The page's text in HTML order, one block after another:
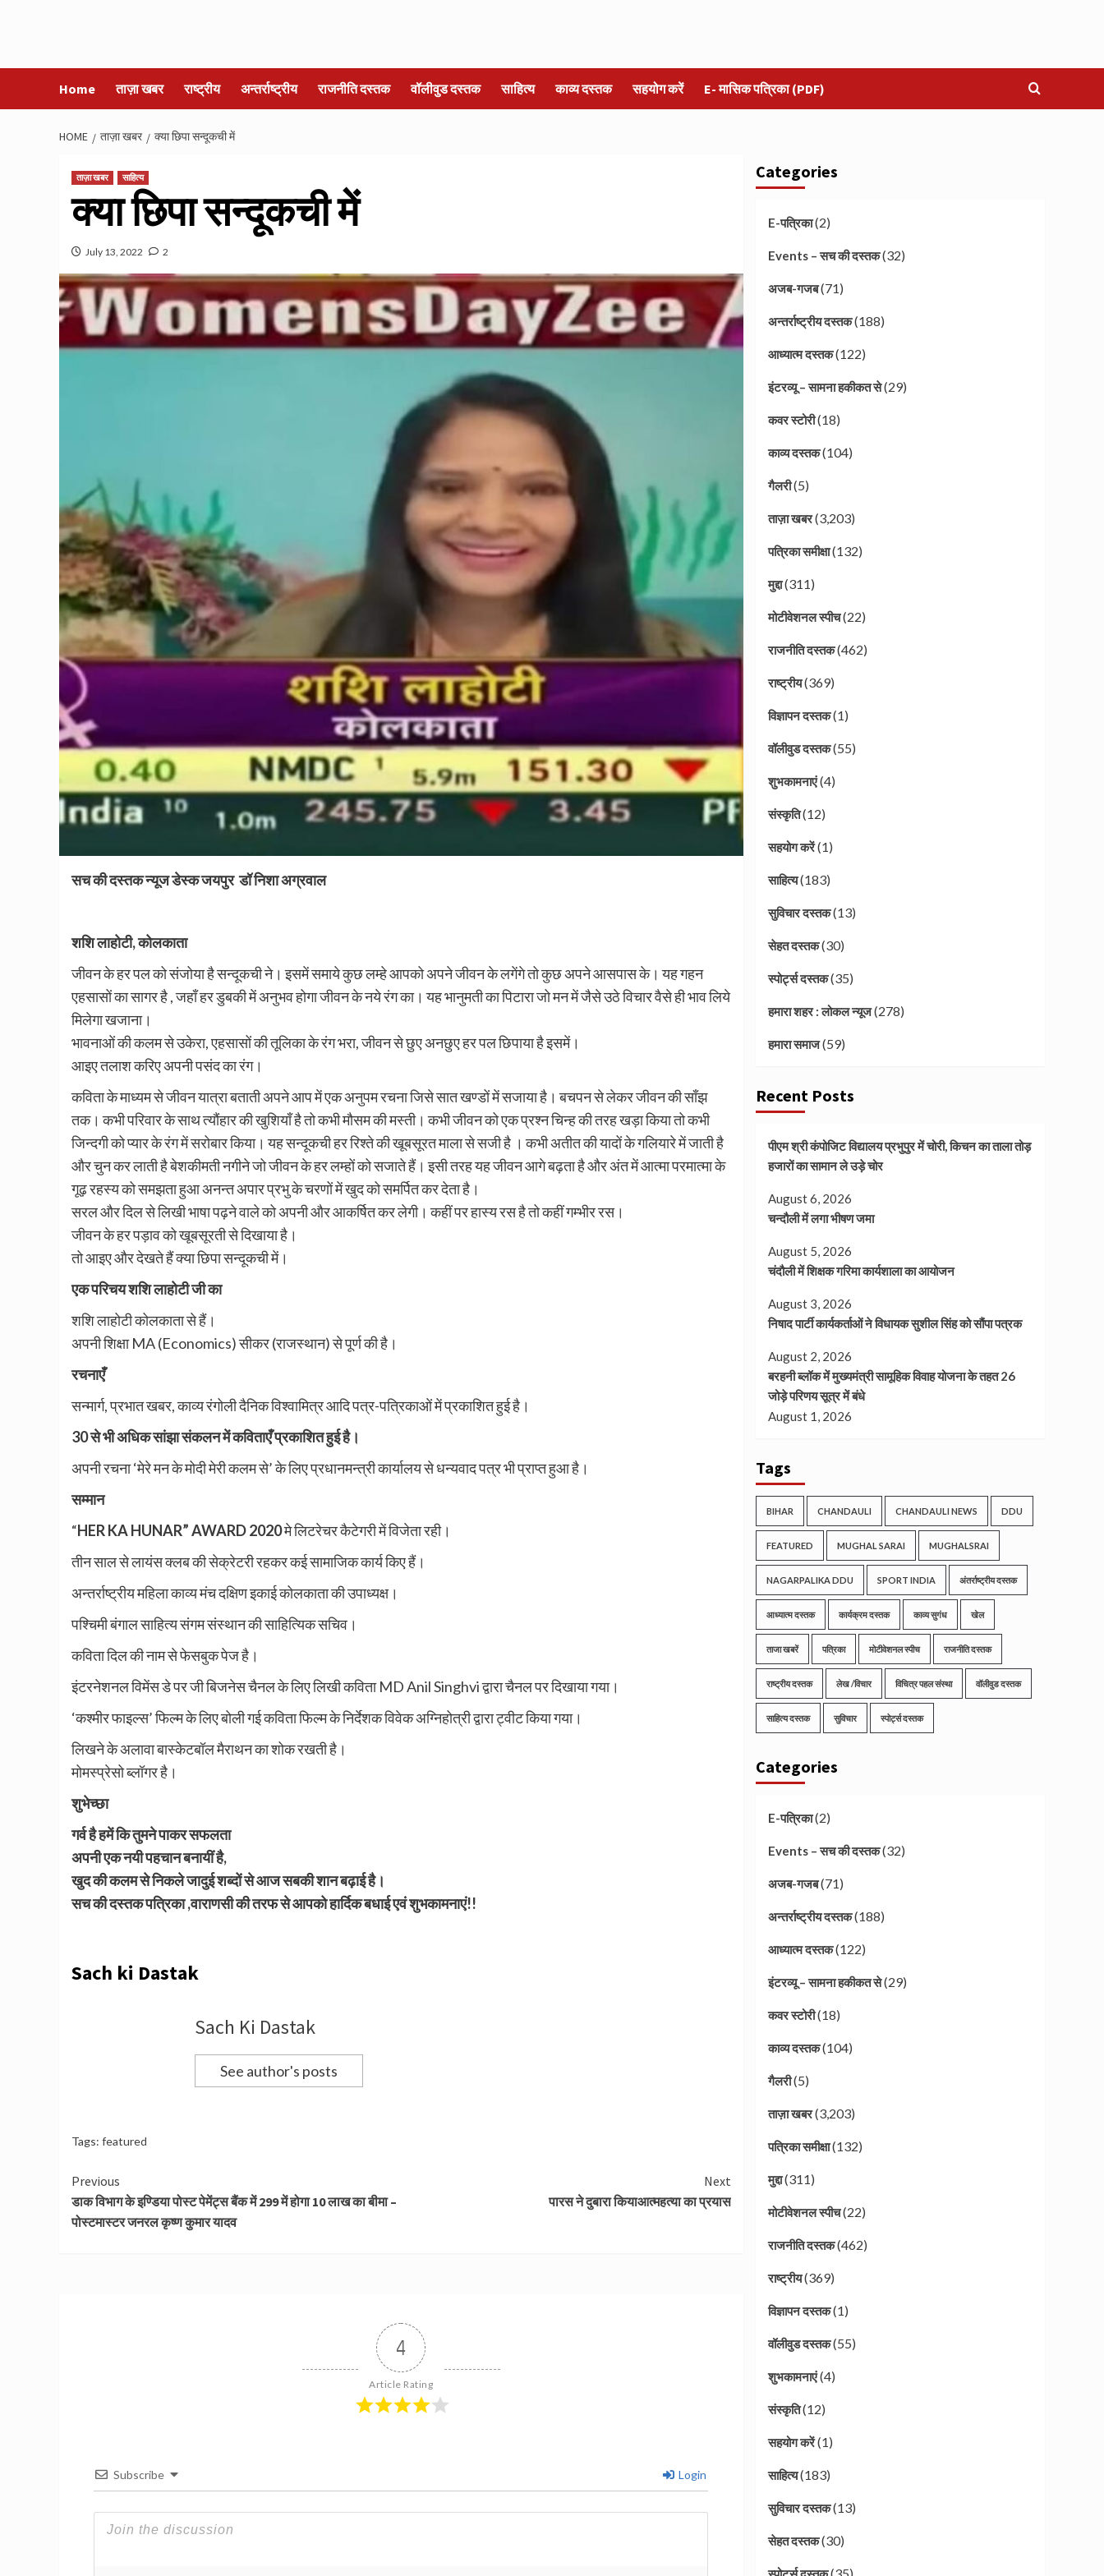
Home ताज़ा खबर राष्ट्रीय अन्तर्राष्ट्रीय राजनीति दस्तक वॉलीवुड दस्तक साहित्य काव्य दस्तक सहयोग करें E- मासिक पत्रिका (PDF)
HOME ताज़ा खबर क्या छिपा सन्दूकची में
ताज़ा खबर साहित्य
क्या छिपा सन्दूकची में
July 13, 2022 2
सच की दस्तक न्यूज डेस्क जयपुर डॉ निशा अग्रवाल
शशि लाहोटी, कोलकाता
जीवन के हर पल को संजोया है सन्दूकची ने। इसमें समाये कुछ लम्हे आपको अपने जीवन के लगेंगे तो कुछ अपने आसपास के। यह गहन
एहसासों का सागर है , जहाँ हर डुबकी में अनुभव होगा जीवन के नये रंग का। यह भानुमती का पिटारा जो मन में जैसे उठे विचार वैसे ही भाव लिये
मिलेगा खजाना।
भावनाओं की कलम से उकेरा, एहसासों की तूलिका के रंग भरा, जीवन से छुए अनछुए हर पल छिपाया है इसमें।
आइए तलाश करिए अपनी पसंद का रंग।
कविता के माध्यम से जीवन यात्रा बताती अपने आप में एक अनुपम रचना जिसे सात खण्डों में सजाया है। बचपन से लेकर जीवन की साँझ
तक। कभी परिवार के साथ त्यौंहार की खुशियाँ है तो कभी मौसम की मस्ती। कभी जीवन को एक प्रश्न चिन्ह की तरह खड़ा किया तो कभी
जिन्दगी को प्यार के रंग में सरोबार किया। यह सन्दूकची हर रिश्ते की खूबसूरत माला से सजी है । कभी अतीत की यादों के गलियारे में जाती है
और चुन कर लाती है बेशकीमती नगीने जो जीवन के हर लम्हों को सजाते हैं। इसी तरह यह जीवन आगे बढ़ता है और अंत में आत्मा परमात्मा के
गूढ़ रहस्य को समझता हुआ अनन्त अपार प्रभु के चरणों में खुद को समर्पित कर देता है।
सरल और दिल से लिखी भाषा पढ़ने वाले को अपनी और आकर्षित कर लेगी। कहीं पर हास्य रस है तो कहीं गम्भीर रस।
जीवन के हर पड़ाव को खूबसूरती से दिखाया है।
तो आइए और देखते हैं क्या छिपा सन्दूकची में।
एक परिचयशशि लाहोटी जी का
शशि लाहोटी कोलकाता से हैं।
अपनी शिक्षा MA (Economics) सीकर (राजस्थान) से पूर्ण की है।
रचनाएँ
सन्मार्ग, प्रभात खबर, काव्य रंगोली दैनिक विश्वामित्र आदि पत्र-पत्रिकाओं में प्रकाशित हुई है।
30 से भी अधिक सांझा संकलन में कविताएँ प्रकाशित हुई है।
अपनी रचना ‘मेरे मन के मोदी मेरी कलम से’ के लिए प्रधानमन्त्री कार्यालय से धन्यवाद पत्र भी प्राप्त हुआ है।
सम्मान
“HER KA HUNAR” AWARD 2020मे लिटरेचर कैटेगरी में विजेता रही।
तीन साल से लायंस क्लब की सेक्रेटरी रहकर कई सामाजिक कार्य किए हैं।
अन्तर्राष्ट्रीय महिला काव्य मंच दक्षिण इकाई कोलकाता की उपाध्यक्ष।
पश्चिमी बंगाल साहित्य संगम संस्थान की साहित्यिक सचिव।
कविता दिल की नाम से फेसबुक पेज है।
इंटरनेशनल विमेंस डे पर जी बिजनेस चैनल के लिए लिखी कविता MD Anil Singhvi द्वारा चैनल पर दिखाया गया।
‘कश्मीर फाइल्स’ फिल्म के लिए बोली गई कविता फिल्म के निर्देशक विवेक अग्निहोत्री द्वारा ट्वीट किया गया।
लिखने के अलावा बास्केटबॉल मैराथन का शोक रखती है।
मोमस्प्रेसो ब्लॉगर है।
शुभेच्छा
गर्व है हमें कि तुमने पाकर सफलता
अपनी एक नयी पहचान बनायीं है,
खुद की कलम से निकले जादुई शब्दों से आज सबकी शान बढ़ाई है।
सच की दस्तक पत्रिका ,वाराणसी की तरफ से आपको हार्दिक बधाई एवं शुभकामनाएं!!
Sach ki Dastak
Sach Ki Dastak
See author's posts
Tags: featured
Continue
Reading
Previous
डाक विभाग के इण्डिया पोस्ट पेमेंट्स बैंक में 299 में होगा 10 लाख का बीमा –
पोस्टमास्टर जनरल कृष्ण कुमार यादव
Next
पारस ने दुबारा कियाआत्महत्या का प्रयास
4
Article Rating
Subscribe Login
Categories
E-पत्रिका(2)
Events – सच की दस्तक(32)
अजब-गजब(71)
अन्तर्राष्ट्रीय दस्तक(188)
आध्यात्म दस्तक(122)
इंटरव्यू – सामना हकीकत से(29)
कवर स्टोरी(18)
काव्य दस्तक(104)
गैलरी(5)
ताज़ा खबर(3,203)
पत्रिका समीक्षा(132)
मुद्दा(311)
मोटीवेशनल स्पीच(22)
राजनीति दस्तक(462)
राष्ट्रीय(369)
विज्ञापन दस्तक(1)
वॉलीवुड दस्तक(55)
शुभकामनाएं(4)
संस्कृति(12)
सहयोग करें(1)
साहित्य(183)
सुविचार दस्तक(13)
सेहत दस्तक(30)
स्पोर्ट्स दस्तक(35)
हमारा शहर : लोकल न्यूज(278)
हमारा समाज(59)
Recent Posts
पीएम श्री कंपोजिट विद्यालय प्रभुपुर में चोरी, किचन का ताला तोड़
हजारों का सामान ले उड़े चोर
August 6, 2026
चन्दौली में लगा भीषण जमा
August 5, 2026
चंदौली में शिक्षक गरिमा कार्यशाला का आयोजन
August 3, 2026
निषाद पार्टी कार्यकर्ताओं ने विधायक सुशील सिंह को सौंपा पत्रक
August 2, 2026
बरहनी ब्लॉक में मुख्यमंत्री सामूहिक विवाह योजना के तहत 26
जोड़े परिणय सूत्र में बंधे
August 1, 2026
Tags
BIHAR CHANDAULI CHANDAULI NEWS DDU
FEATURED MUGHAL SARAI MUGHALSRAI
NAGARPALIKA DDU SPORT INDIA अंतर्राष्ट्रीय दस्तक
आध्यात्म दस्तक कार्यक्रम दस्तक काव्य सुगंध खेल
ताजा खबरें पत्रिका मोटीवेशनल स्पीच राजनीति दस्तक
राष्ट्रीय दस्तक लेख /विचार विचित्र पहल संस्था वॉलीवुड दस्तक
साहित्य दस्तक सुविचार स्पोर्ट्स दस्तक
Categories
E-पत्रिका(2)
Events – सच की दस्तक(32)
अजब-गजब(71)
अन्तर्राष्ट्रीय दस्तक(188)
आध्यात्म दस्तक(122)
इंटरव्यू – सामना हकीकत से(29)
कवर स्टोरी(18)
काव्य दस्तक(104)
गैलरी(5)
ताज़ा खबर(3,203)
पत्रिका समीक्षा(132)
मुद्दा(311)
मोटीवेशनल स्पीच(22)
राजनीति दस्तक(462)
राष्ट्रीय(369)
विज्ञापन दस्तक(1)
वॉलीवुड दस्तक(55)
शुभकामनाएं(4)
संस्कृति(12)
सहयोग करें(1)
साहित्य(183)
सुविचार दस्तक(13)
सेहत दस्तक(30)